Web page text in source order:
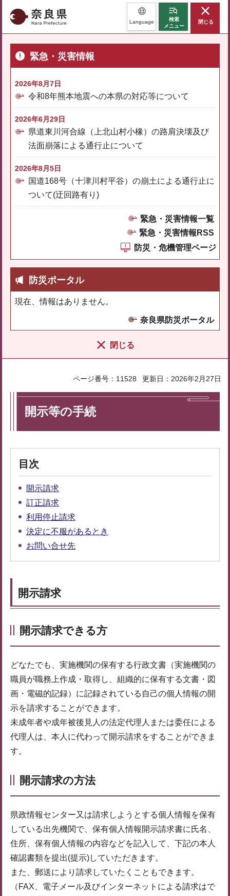
奈良県 Language
検索
メニュー
閉じる
緊急・災害情報
2026年8月7日
令和8年熊本地震への本県の対応等について
2026年6月29日
県道東川河合線（上北山村小橡）の路肩決壊及び
法面崩落による通行止について
2026年8月5日
国道168号（十津川村平谷）の崩土による通行止に
ついて(迂回路有り)
緊急・災害情報一覧
緊急・災害情報RSS
防災・危機管理ページ
防災ポータル
現在、情報はありません。
奈良県防災ポータル
閉じる
ページ番号：11528 更新日：2026年2月27日
開示等の手続
目次
開示請求
訂正請求
利用停止請求
決定に不服があるとき
お問い合せ先
開示請求
開示請求できる方
どなたでも、実施機関の保有する行政文書（実施機関の
職員が職務上作成・取得し、組織的に保有する文書・図
画・電磁的記録）に記録されている自己の個人情報の開
示を請求することができます。
未成年者や成年被後見人の法定代理人または委任による
代理人は、本人に代わって開示請求をすることができま
す。
開示請求の方法
県政情報センター又は請求しようとする個人情報を保有
している出先機関で、保有個人情報開示請求書に氏名、
住所、保有個人情報の内容などを記入して、下記の本人
確認書類を提出(提示)していただきます。
また、郵送により請求していたくこともできます。
（FAX、電子メール及びインターネットによる請求はで